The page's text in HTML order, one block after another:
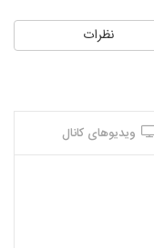
نظرات
ویدیوهای کانال